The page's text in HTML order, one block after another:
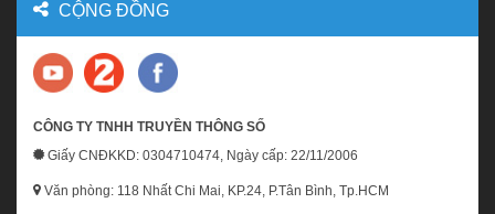
CỘNG ĐỒNG
CÔNG TY TNHH TRUYỀN THÔNG SỐ
Giấy CNĐKKD: 0304710474, Ngày cấp: 22/11/2006
Văn phòng: 118 Nhất Chi Mai, KP.24, P.Tân Bình, Tp.HCM